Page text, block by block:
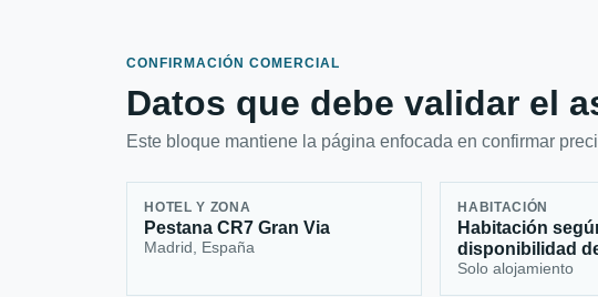
CONFIRMACIÓN COMERCIAL
Datos que debe validar el
Este bloque mantiene la página enfocada en confirmar
HOTEL Y ZONA
Pestana CR7 Gran Via
Madrid, España
HABITACIÓN
Habitación
disponibilidad
Solo alojamiento